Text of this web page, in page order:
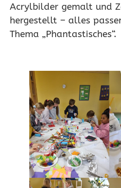
Acrylbilder gemalt und
hergestellt – alles
Thema „Phantastisches“.